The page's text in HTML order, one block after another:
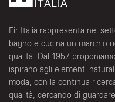
Fir Italia rappresenta nel
bagno e cucina un marchio
qualità. Dal 1957
ispirano agli elementi
moda, con la continua
qualità, cercando di